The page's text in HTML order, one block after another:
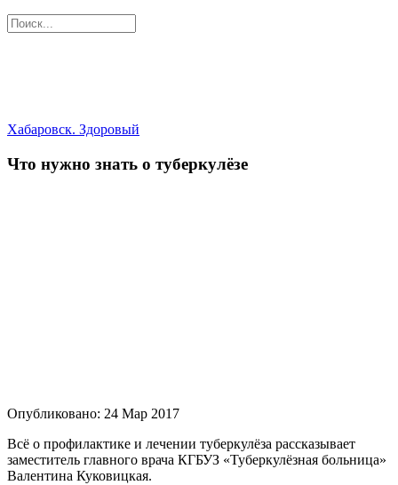
Поиск
Хабаровск. Здоровый
Что нужно знать о туберкулёзе
Опубликовано: 24 Мар 2017
Всё о профилактике и лечении туберкулёза рассказывает
заместитель главного врача КГБУЗ «Туберкулёзная больница»
Валентина Куковицкая.